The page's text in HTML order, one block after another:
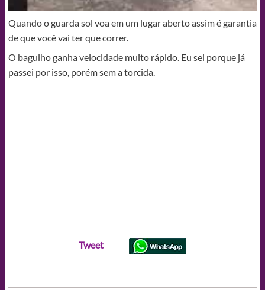
Quando o guarda sol voa em um lugar aberto assim é garantia
de que você vai ter que correr.
O bagulho ganha velocidade muito rápido. Eu sei porque já
passei por isso, porém sem a torcida.
Tweet